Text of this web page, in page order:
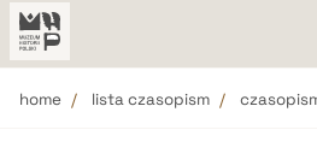
home lista czasopism